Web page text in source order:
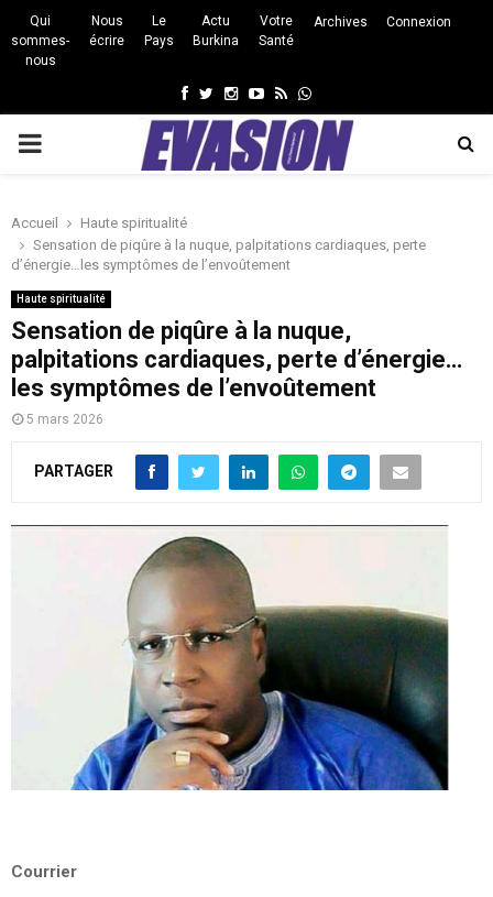
Qui
sommes-
nous
Nous
écrire
Le
Pays
Actu
Burkina
Votre
Santé
Archives Connexion
Facebook
Twitter
Instagram
Youtube
RssWhatsapp
PRIMARY
Accueil
Haute spiritualité
Sensation de piqûre à la nuque, palpitations cardiaques, perte
d’énergie…les symptômes de l’envoûtement
Haute spiritualité
Sensation de piqûre à la nuque,
palpitations cardiaques, perte d’énergie…
les symptômes de l’envoûtement
5 mars 2026
PARTAGER
Courrier